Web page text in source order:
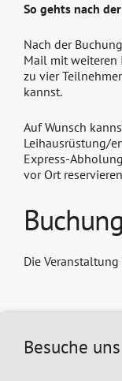
So gehts nach
Nach der
Mail mit weiteren
zu vier
kannst.
Auf Wunsch
Leihausrüstung/
Express-
vor Ort
Die
Besuche uns